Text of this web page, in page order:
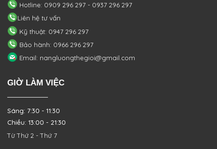
Hotline: 0909 296 297 - 0937 296 297
Liên hệ tư vấn
Kỹ thuật: 0947 296 297
Bảo hành: 0966 296 297
Email: nangluongthegioi@gmail.com
GIỜ LÀM VIỆC
Sáng: 7:30 - 11:30
Chiều: 13:00 - 21:30
Từ Thứ 2 - Thứ 7